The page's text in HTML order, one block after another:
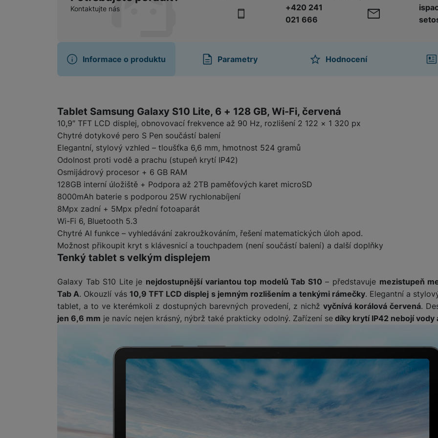
Kontaktujte nás
+420 241
021 666
Informace o produktu Parametry Hodnocení
Tablet Samsung Galaxy S10 Lite, 6 + 128 GB, Wi-Fi, červená
10,9″ TFT LCD displej, obnovovací frekvence až 90 Hz, rozlišení 2 122 × 1 320 px
Chytré dotykové pero S Pen součástí balení
Elegantní, stylový vzhled – tloušťka 6,6 mm, hmotnost 524 gramů
Odolnost proti vodě a prachu (stupeň krytí IP42)
Osmijádrový procesor + 6 GB RAM
128GB interní úložiště + Podpora až 2TB paměťových karet microSD
8000mAh baterie s podporou 25W rychlonabíjení
8Mpx zadní + 5Mpx přední fotoaparát
Wi-Fi 6, Bluetooth 5.3
Chytré AI funkce – vyhledávání zakroužkováním, řešení matematických úloh apod.
Možnost přikoupit kryt s klávesnicí a touchpadem (není součástí balení) a další doplňky
Tenký tablet s velkým displejem
Galaxy Tab S10 Lite je nejdostupnější variantou top modelů Tab S10 – představuje mezistupeň
Tab A. Okouzlí vás 10,9 TFT LCD displej s jemným rozlišením a tenkými rámečky. Elegantní a
tablet, a to ve kterémkoli z dostupných barevných provedení, z nichž vyčnívá korálová červená.
jen 6,6 mm je navíc nejen krásný, nýbrž také prakticky odolný. Zařízení se díky krytí IP42 nebojí vody